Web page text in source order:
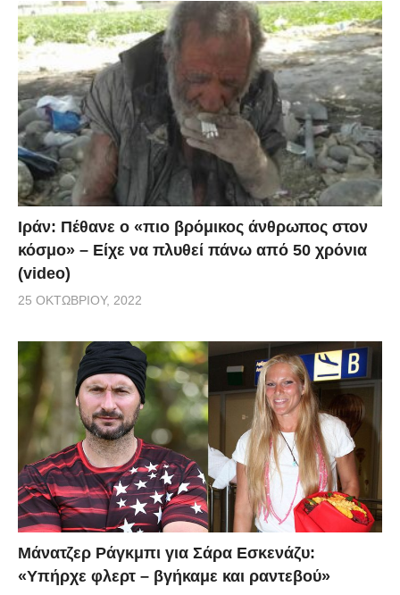
Ιράν: Πέθανε ο «πιο βρόμικος άνθρωπος στον
κόσμο» – Είχε να πλυθεί πάνω από 50 χρόνια
(video)
25 ΟΚΤΩΒΡΊΟΥ, 2022
Μάνατζερ Ράγκμπι για Σάρα Εσκενάζυ:
«Υπήρχε φλερτ – βγήκαμε και ραντεβού»